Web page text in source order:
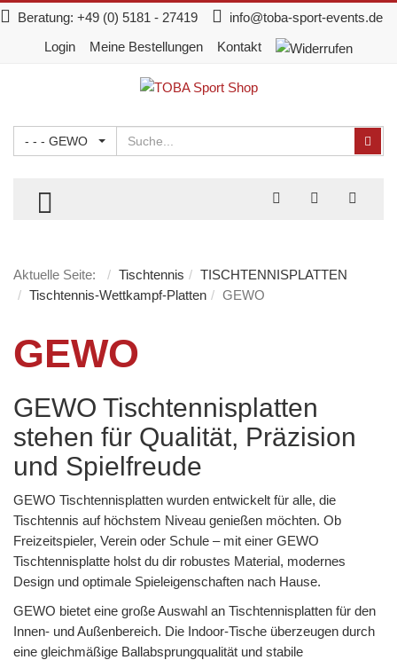
Beratung: +49 (0) 5181 - 27419
info@toba-sport-events.de
Login
Meine Bestellungen Kontakt
- - - GEWO Suchen
TOGGLE MENU
Aktuelle Seite: Tischtennis
TISCHTENNISPLATTEN
Tischtennis-Wettkampf-Platten
GEWO
GEWO
GEWO Tischtennisplatten
stehen für Qualität, Präzision
und Spielfreude
GEWO Tischtennisplatten wurden entwickelt für alle, die
Tischtennis auf höchstem Niveau genießen möchten. Ob
Freizeitspieler, Verein oder Schule – mit einer GEWO
Tischtennisplatte holst du dir robustes Material, modernes
Design und optimale Spieleigenschaften nach Hause.
GEWO bietet eine große Auswahl an Tischtennisplatten für den
Innen- und Außenbereich. Die Indoor-Tische überzeugen durch
eine gleichmäßige Ballabsprungqualität und stabile